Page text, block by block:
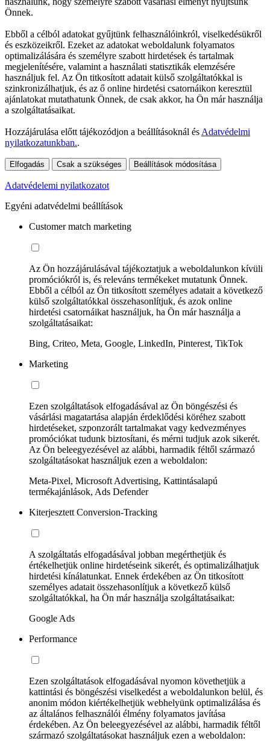
Önnek.
Ebből a célból adatokat gyűjtünk felhasználóinkról, viselkedésükről
és eszközeikről. Ezeket az adatokat weboldalunk folyamatos
optimalizálására és személyre szabott hirdetések és tartalmak
megjelenítésére, valamint a használati statisztikák elemzésére
használjuk fel. Az Ön titkosított adatait külső szolgáltatókkal is
szinkronizálhatjuk, és az ő online hirdetési csatornáikon keresztül
ajánlatokat mutathatunk Önnek, de csak akkor, ha Ön már használja
a szolgáltatásaikat.
Hozzájárulása előtt tájékozódjon a beállításoknál és Adatvédelmi
nyilatkozatunkban..
Elfogadás Csak a szükséges Beállítások módosítása
Adatvédelemi nyilatkozatot
Egyéni adatvédelmi beállítások
Customer match marketing
Az Ön hozzájárulásával tájékoztatjuk a weboldalunkon kívüli
promóciókról is, és releváns termékeket mutatunk Önnek.
Ebből a célból az Ön titkosított személyes adatait a következő
külső szolgáltatókkal összehasonlítjuk, és azok online
hirdetési csatornáikat használjuk, ha Ön már használja a
szolgáltatásaikat:
Bing, Criteo, Meta, Google, LinkedIn, Pinterest, TikTok
Marketing
Ezen szolgáltatások elfogadásával az Ön böngészési és
vásárlási magatartása alapján érdeklődési köréhez szabott
hirdetéseket, szponzorált tartalmakat vagy kedvezményes
promóciókat tudunk biztosítani, és mérni tudjuk azok sikerét.
Az Ön beleegyezésével az alábbi, harmadik féltől származó
szolgáltatásokat használjuk ezen a weboldalon:
Meta-Pixel, Microsoft Advertising, Kattintásalapú
termékajánlások, Ads Defender
Kiterjesztett Conversion-Tracking
A szolgáltatás elfogadásával jobban megérthetjük és
értékelhetjük online hirdetéseink sikerét, és optimalizálhatjuk
hirdetési kínálatunkat. Ennek érdekében az Ön titkosított
személyes adatait összehasonlítjuk a következő külső
szolgáltatókkal, ha Ön már használja szolgáltatásaikat:
Google Ads
Performance
Ezen szolgáltatások elfogadásával nyomon követhetjük a
kattintási és böngészési viselkedést a weboldalunkon belül, és
anonim módon kiértékelhetjük webhelyünk optimalizálása és
az általános felhasználói élmény folyamatos javítása
érdekében. Az Ön beleegyezésével az alábbi, harmadik féltől
származó szolgáltatásokat használjuk ezen a weboldalon: